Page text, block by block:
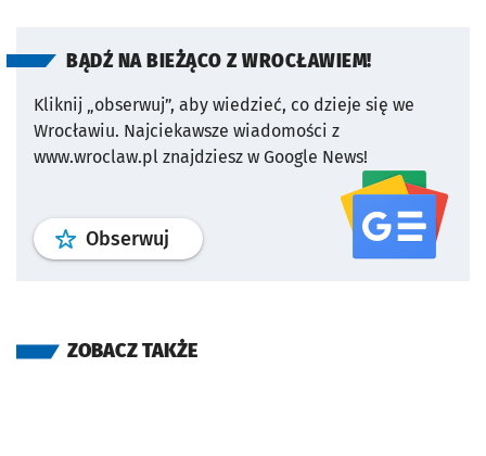
BĄDŹ NA BIEŻĄCO Z WROCŁAWIEM!
Kliknij „obserwuj”, aby wiedzieć, co dzieje się we
Wrocławiu. Najciekawsze wiadomości z
www.wroclaw.pl znajdziesz w Google News!
Obserwuj profil serwisu
ZOBACZ TAKŻE